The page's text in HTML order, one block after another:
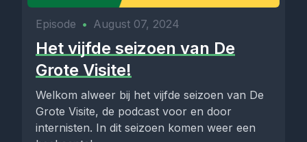
Episode • August 07, 2024
Het vijfde seizoen van De
Grote Visite!
Welkom alweer bij het vijfde seizoen van De
Grote Visite, de podcast voor en door
internisten. In dit seizoen komen weer een